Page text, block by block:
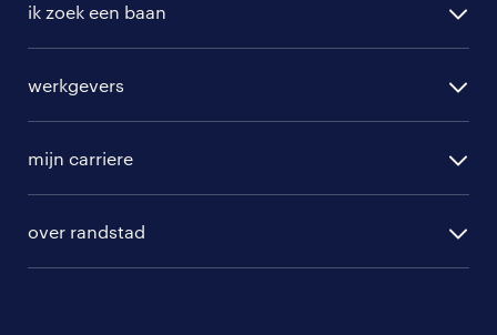
ik zoek een baan
randstad professional
randstad digital
werkgevers
hr-diensten
branches
mijn carriere
over randstad